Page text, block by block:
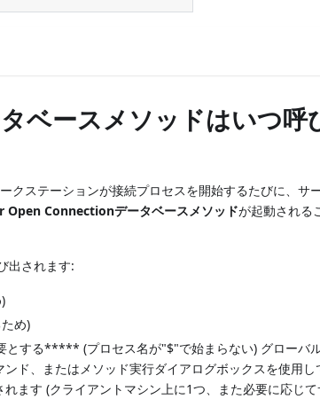
ベースメソッドはいつ呼
クステーションが接続プロセスを開始するたびに、サ
Open Connectionデータベースメソッドが起動される
出されます:
め)
とする***** (プロセス名が"$"で始まらない) グローバ
ンド、またはメソッド実行ダイアログボックスを使用し
ます (クライアントマシン上に1つ、また必要に応じ